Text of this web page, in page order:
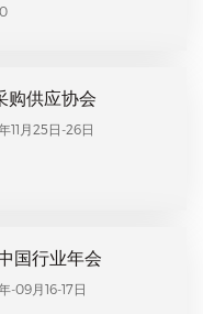
购供应协会
11月25日-26日
国行业年会
-09月16-17日